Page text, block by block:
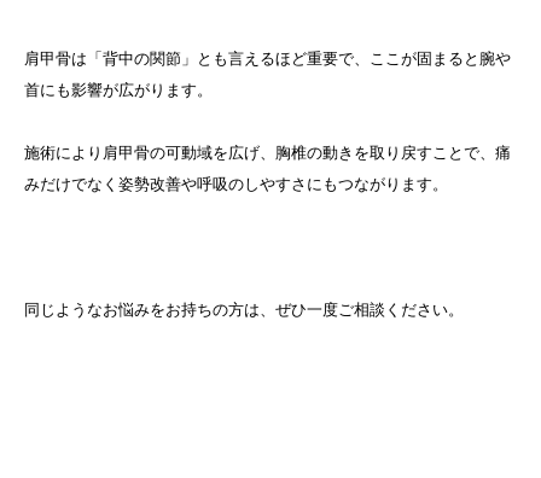
肩甲骨は「背中の関節」とも言えるほど重要で、ここが固まると腕や
首にも影響が広がります。
施術により肩甲骨の可動域を広げ、胸椎の動きを取り戻すことで、痛
みだけでなく姿勢改善や呼吸のしやすさにもつながります。
同じようなお悩みをお持ちの方は、ぜひ一度ご相談ください。